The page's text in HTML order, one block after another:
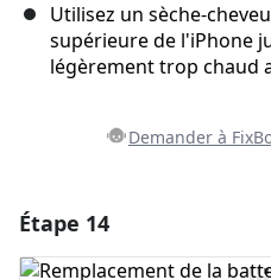
Utilisez un sèche-
supérieure de l'iPhone
légèrement trop chaud
Demander à
Étape 14